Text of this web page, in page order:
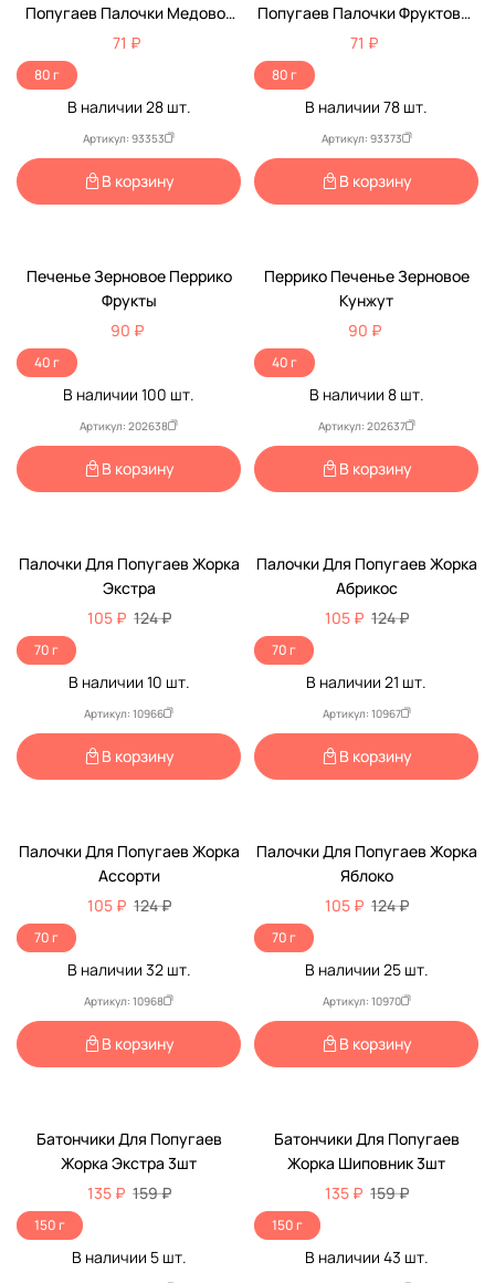
Попугаев Палочки Медово-
Яичные 2шт (1*18)
71 ₽
80 г
В наличии 28шт.
Артикул: 93353
В корзину
Попугаев Палочки Фруктово-
Яичные 2шт (1*18)
71 ₽
80 г
В наличии 78 шт.
Артикул: 93373
В корзину
Печенье Зерновое Перрико
Фрукты
90 ₽
40 г
В наличии 100 шт.
Артикул: 202638
В корзину
Перрико Печенье Зерновое
Кунжут
90 ₽
40 г
В наличии 8шт.
Артикул: 202637
В корзину
-15%
Палочки Для Попугаев Жорка
Экстра
105 ₽ 124 ₽
70 г
В наличии 10 шт.
Артикул: 10966
В корзину
-15%
Палочки Для Попугаев Жорка
Абрикос
105 ₽ 124 ₽
70 г
В наличии 21 шт.
Артикул: 10967
В корзину
-15%
Палочки Для Попугаев Жорка
Ассорти
105 ₽ 124 ₽
70 г
В наличии 32шт.
Артикул: 10968
В корзину
-15%
Палочки Для Попугаев Жорка
Яблоко
105 ₽ 124 ₽
70 г
В наличии 25шт.
Артикул: 10970
В корзину
-15%
Батончики Для Попугаев
Жорка Экстра 3шт
135 ₽ 159 ₽
150 г
В наличии 5шт.
-15%
Батончики Для Попугаев
Жорка Шиповник 3шт
135 ₽ 159 ₽
150 г
В наличии 43 шт.